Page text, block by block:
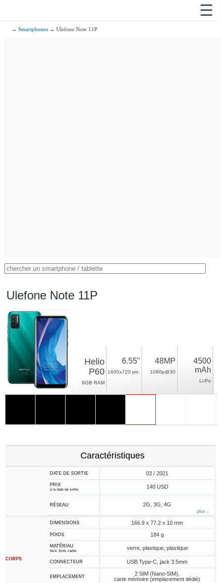
☰
→Smartphones → Ulefone Note 11P
Ulefone Note 11P
Helio
P60
8GB RAM
6.55"
1600x720 pix.
48MP
1080p@30
4500
mAh
Li-Po
Caractéristiques
DATE DE SORTIE 03 / 2021
PRIX
à la date de sortie 140 USD
RÉSEAU 2G, 3G, 4G
plus ↓
CORPS
DIMENSIONS 166.9 x 77.2 x 10 mm
POIDS 184 g
MATÉRIAU
face, fond, cadre verre, plastique, plastique
CONNECTEUR USB Type-C, jack 3.5mm
EMPLACEMENT
2 SIM (Nano-SIM),
carte mémoire (emplacement dédié)